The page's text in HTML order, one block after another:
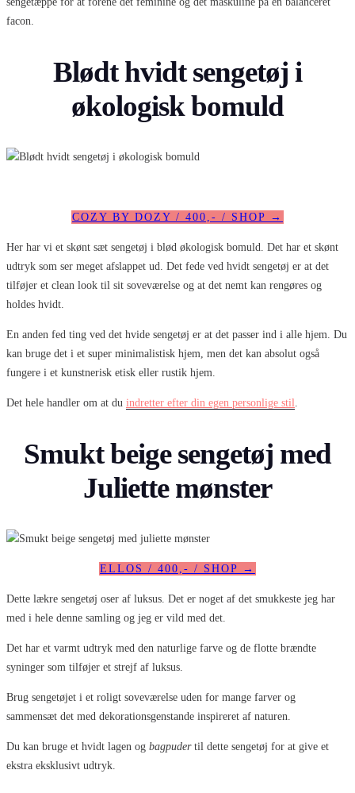
facon.
Blødt hvidt sengetøj i
økologisk bomuld
COZY BY DOZY / 400,- / SHOP →
Her har vi et skønt sæt sengetøj i blød økologisk bomuld. Det har et skønt
udtryk som ser meget afslappet ud. Det fede ved hvidt sengetøj er at det
tilføjer et clean look til sit soveværelse og at det nemt kan rengøres og
holdes hvidt.
En anden fed ting ved det hvide sengetøj er at det passer ind i alle hjem. Du
kan bruge det i et super minimalistisk hjem, men det kan absolut også
fungere i et kunstnerisk etisk eller rustik hjem.
Det hele handler om at du indretter efter din egen personlige stil
Smukt beige sengetøj med
Juliette mønster
ELLOS / 400,- / SHOP →
Dette lækre sengetøj oser af luksus. Det er noget af det smukkeste jeg har
med i hele denne samling og jeg er vild med det.
Det har et varmt udtryk med den naturlige farve og de flotte brændte
syninger som tilføjer et strejf af luksus.
Brug sengetøjet i et roligt soveværelse uden for mange farver og
sammensæt det med dekorationsgenstande inspireret af naturen.
Du kan bruge et hvidt lagen og bagpudertil dette sengetøj for at give et
ekstra eksklusivt udtryk.